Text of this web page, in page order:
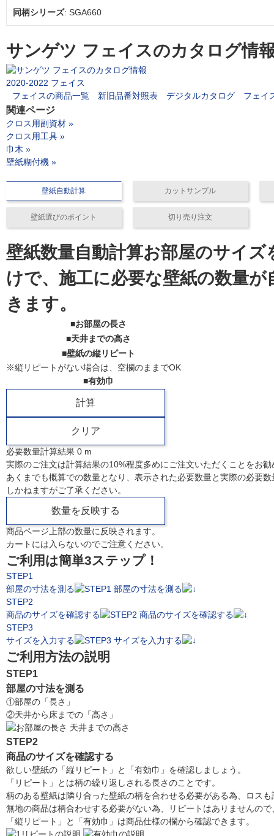
同柄シリーズ: SGA660
サンゲツ フェイスのカタログ情
2020-2022 フェイス
フェイスの商品一覧
新旧品番対照表 デジタルカタログ フェイ
関連ページ
クロス用副資材 »
クロス用工具 »
巾木 »
壁紙糊付機 »
壁紙自動計算 カットサンプル
壁紙選びのポイント 切り売り注文
壁紙数量自動計算お部屋のサイズ
けで、施工に必要な壁紙の数量が
きます。
■お部屋の長さ
■天井までの高さ
■壁紙の縦リピート
※縦リピートがない場合は、空欄のままでOK
■有効巾
必要数量計算結果 0 m
実際のご注文は計算結果の10%程度多めにご注文いただくことをお
あくまでも概算での数量となり、表示された必要数量と実際の必要
しかねますがご了承ください。
商品ページ上部の数量に反映されます。
カートには入らないのでご注意ください。
ご利用は簡単3ステップ！
STEP1
部屋の寸法を測る
STEP2
商品のサイズを確認する
STEP3
サイズを入力する
ご利用方法の説明
STEP1
部屋の寸法を測る
①部屋の「長さ」
②天井から床までの「高さ」
STEP2
商品のサイズを確認する
欲しい壁紙の「縦リピート」と「有効巾」を確認しましょう。
「リピート」とは柄の繰り返しされる長さのことです。
柄のある壁紙は隣り合った壁紙の柄を合わせる必要がある為、ロス
無地の商品は柄合わせする必要がない為、リピートはありませんの
「縦リピート」と「有効巾」は商品仕様の欄から確認できます。